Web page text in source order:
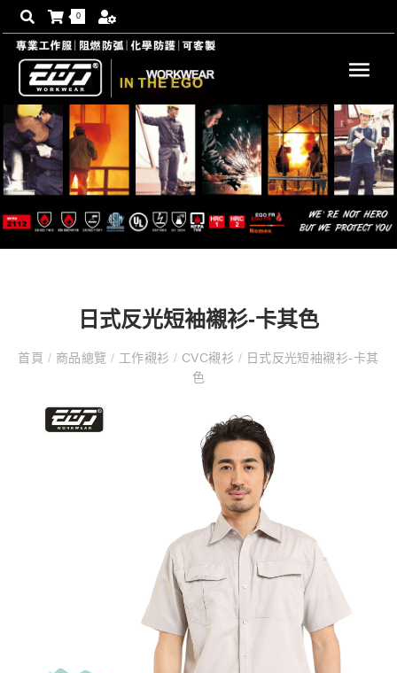
0
日式反光短袖襯衫-卡其色
首頁 / 商品總覽 / 工作襯衫/ CVC襯衫 / 日式反光短袖襯衫-卡其
色